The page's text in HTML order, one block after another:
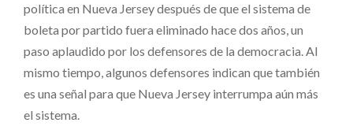
política en Nueva Jersey después de que el sistema de
boleta por partido fuera eliminado hace dos años, un
paso aplaudido por los defensores de la democracia. Al
mismo tiempo, algunos defensores indican que también
es una señal para que Nueva Jersey interrumpa aún más
el sistema.